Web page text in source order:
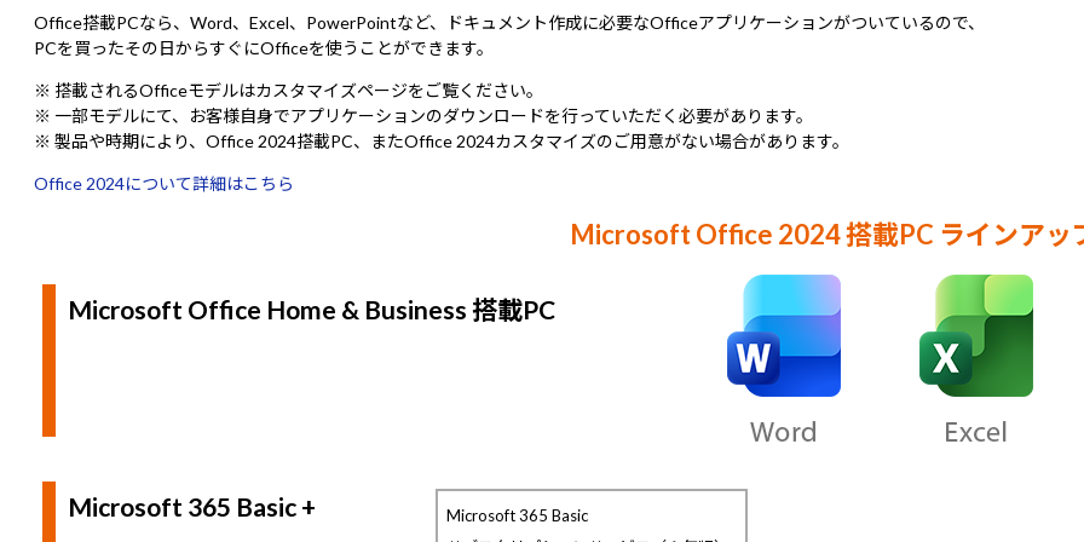
Office搭載PCなら、Word、Excel、PowerPointなど、ドキュメント作成に必要なOfficeアプリケーションがついているので、
PCを買ったその日からすぐにOfficeを使うことができます。
※ 搭載されるOfficeモデルはカスタマイズページをご覧ください。
※ 一部モデルにて、お客様自身でアプリケーションのダウンロードを行っていただく必要があります。
※ 製品や時期により、Office 2024搭載PC、またOffice 2024カスタマイズのご用意がない場合があります。
Office 2024について詳細はこちら
Microsoft Office 2024 搭載PC ラインアッ
Microsoft Office Home & Business 搭載PC
Microsoft 365 Basic +
Microsoft 365 Basic